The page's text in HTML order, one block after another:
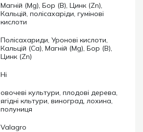
Магній (Mg), Бор (B), Цинк (Zn),
Кальцій, полісахаріди, гумінові
кислоти
Полісахариди, Уронові кислоти,
Кальцій (Ca), Магній (Mg), Бор (B),
Цинк (Zn)
Ні
овочеві культури, плодові дерева,
ягідні кльтури, виноград, лохина,
полуниця
Valagro